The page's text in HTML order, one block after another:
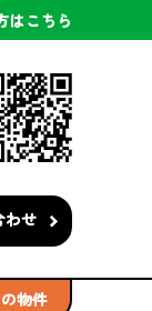
はこちら
わせ
物件